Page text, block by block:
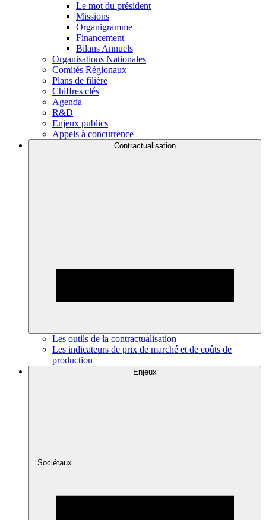
Le mot du président
Missions
Organigramme
Financement
Bilans Annuels
Organisations Nationales
Comités Régionaux
Plans de filière
Chiffres clés
Agenda
R&D
Enjeux publics
Appels à concurrence
Contractualisation
Les outils de la contractualisation
Les indicateurs de prix de marché et de coûts de
production
Enjeux
Sociétaux